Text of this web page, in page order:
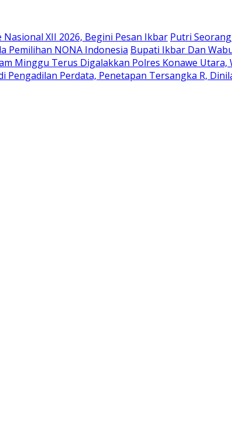
XII 2026, Begini Pesan Ikbar Putri
Pemilihan NONA Indonesia Bupati Ikbar Dan
Minggu Terus Digalakkan Polres Konawe
Pengadilan Perdata, Penetapan Tersangka R,